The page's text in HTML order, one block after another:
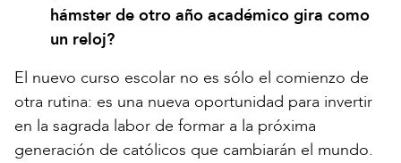
hámster de otro año académico gira como
un reloj?
El nuevo curso escolar no es sólo el comienzo de
otra rutina: es una nueva oportunidad para invertir
en la sagrada labor de formar a la próxima
generación de católicos que cambiarán el mundo.